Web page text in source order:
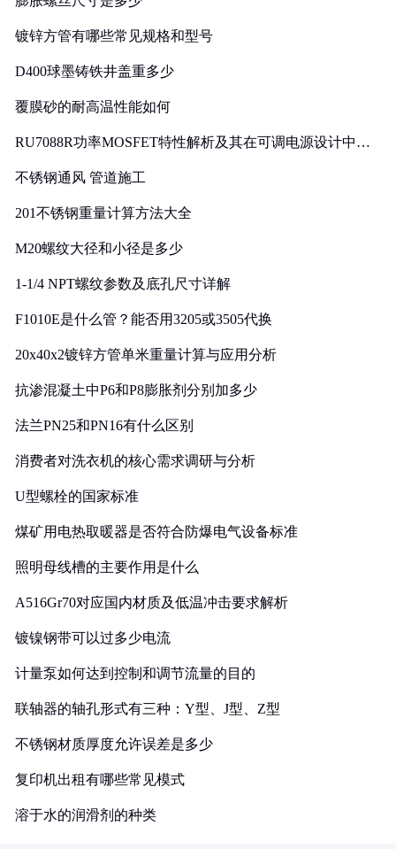
镀锌方管有哪些常见规格和型号
D400球墨铸铁井盖重多少
覆膜砂的耐高温性能如何
RU7088R功率MOSFET特性解析及其在可调电源设计中的
不锈钢通风 管道施工
201不锈钢重量计算方法大全
M20螺纹大径和小径是多少
1-1/4 NPT螺纹参数及底孔尺寸详解
F1010E是什么管？能否用3205或3505代换
20x40x2镀锌方管单米重量计算与应用分析
抗渗混凝土中P6和P8膨胀剂分别加多少
法兰PN25和PN16有什么区别
消费者对洗衣机的核心需求调研与分析
U型螺栓的国家标准
煤矿用电热取暖器是否符合防爆电气设备标准
照明母线槽的主要作用是什么
A516Gr70对应国内材质及低温冲击要求解析
镀镍钢带可以过多少电流
计量泵如何达到控制和调节流量的目的
联轴器的轴孔形式有三种：Y型、J型、Z型
不锈钢材质厚度允许误差是多少
复印机出租有哪些常见模式
溶于水的润滑剂的种类